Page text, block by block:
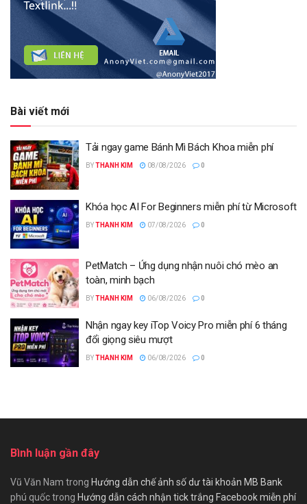
Bài viết mới
Tải ngay game Bánh Mì Bách Khoa miễn phí
BYTHANH KIM 08/08/2026 0
Khóa học AI For Beginners miễn phí từ Microsoft
BYTHANH KIM 07/08/2026 0
PetMatch – Ứng dụng nhận nuôi chó mèo an
toàn, minh bạch
BYTHANH KIM 06/08/2026 0
Nhận ngay key iTop Voicy Pro miễn phí 6 tháng
đổi giọng siêu mượt
BYTHANH KIM 06/08/2026 0
Bình luận gần đây
Vũ Văn Nam trong Hướng dẫn chế ảnh số dư tài khoản MB Bank
phú quốctrong Hướng dẫn cách nhận tick trắng Facebook miễn phí